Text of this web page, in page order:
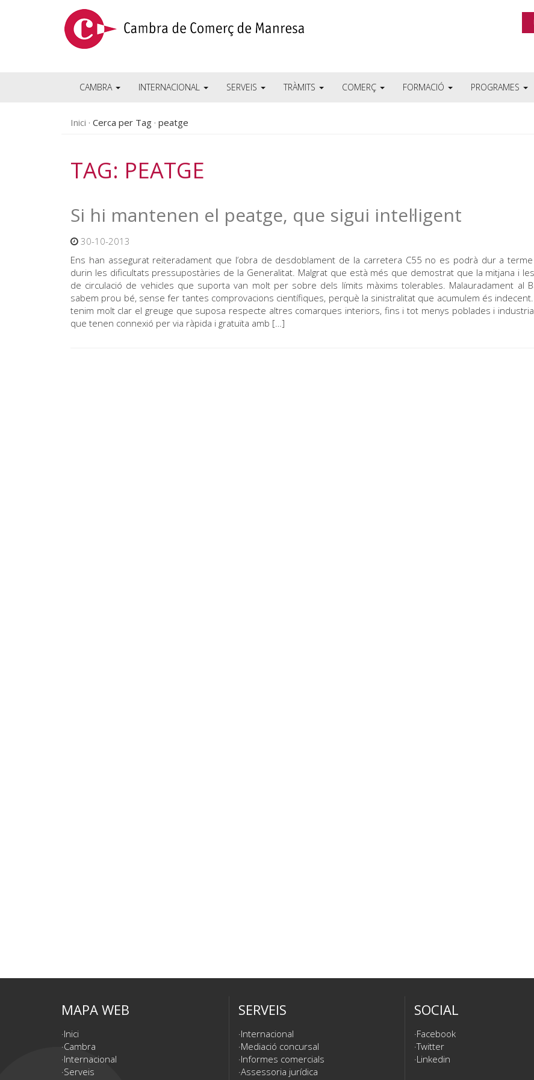
CAMBRA INTERNACIONAL SERVEIS TRÀMITS COMERÇ FORMACIÓ PROGRAMES
Inici Cerca per Tag peatge
TAG: PEATGE
Si hi mantenen el peatge, que sigui intel·ligent
30-10-2013
Ens han assegurat reiteradament que l’obra de desdoblament de la carretera C55 no es podrà dur a
durin les dificultats pressupostàries de la Generalitat. Malgrat que està més que demostrat que la mitjana i
de circulació de vehicles que suporta van molt per sobre dels límits màxims tolerables. Malauradament al
sabem prou bé, sense fer tantes comprovacions científiques, perquè la sinistralitat que acumulem és
tenim molt clar el greuge que suposa respecte altres comarques interiors, fins i tot menys poblades i
que tenen connexió per via ràpida i gratuïta amb […]
MAPA WEB
Inici
Cambra
Internacional
Serveis
SERVEIS
Internacional
Mediació concursal
Informes comercials
Assessoria jurídica
SOCIAL
Facebook
Twitter
Linkedin